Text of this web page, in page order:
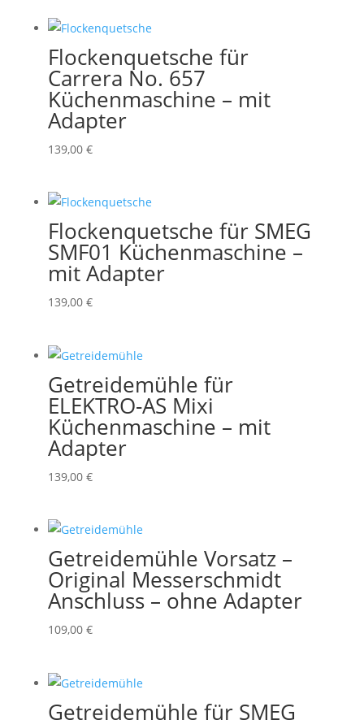
Flockenquetsche für
Carrera No. 657
Küchenmaschine – mit
Adapter
139,00 €
Flockenquetsche für SMEG
SMF01 Küchenmaschine –
mit Adapter
139,00 €
Getreidemühle für
ELEKTRO-AS Mixi
Küchenmaschine – mit
Adapter
139,00 €
Getreidemühle Vorsatz –
Original Messerschmidt
Anschluss – ohne Adapter
109,00 €
Getreidemühle für SMEG